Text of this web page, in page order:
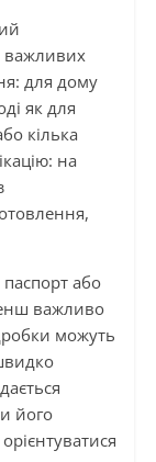
важливих
для дому
як для
кілька
на
або
важливо
можуть
його